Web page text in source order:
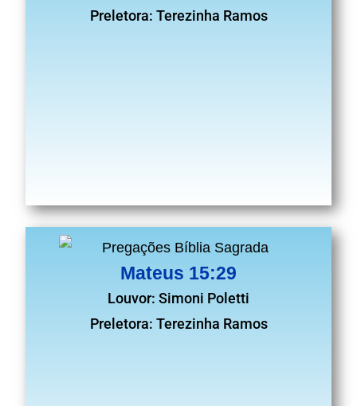
Preletora: Terezinha Ramos
Mateus 15:29
Louvor: Simoni Poletti
Preletora: Terezinha Ramos